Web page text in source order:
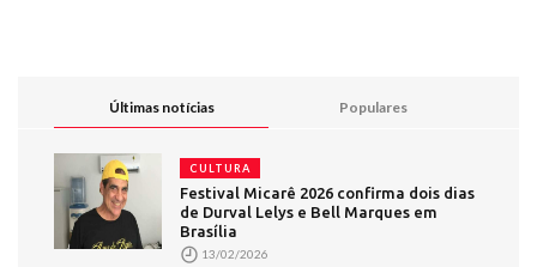
Últimas notícias Populares
CULTURA
Festival Micarê 2026 confirma dois dias
de Durval Lelys e Bell Marques em
Brasília
13/02/2026